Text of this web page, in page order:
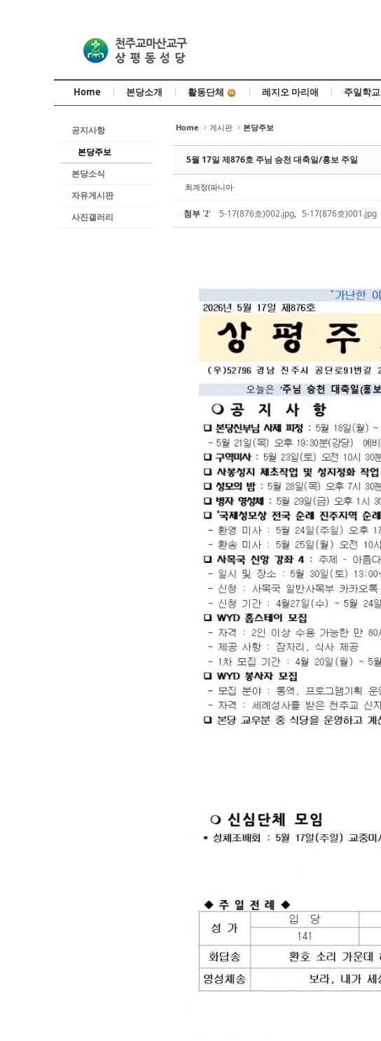
Home 본당소개 활동단체 레지오 마리애 주일학교
공지사항
본당주보
본당소식
자유게시판
사진갤러리
Home 게시판 본당주보
5월 17일 제876호 주님 승천 대축일/홍보 주일
최계정(파니아
첨부'2' 5-17(876호)002.jpg, 5-17(876호)001.jpg
Sketchbook5, 스케치북5
Sketchbook5, 스케치북5
Sketchbook5, 스케치북5
Sketchbook5, 스케치북5